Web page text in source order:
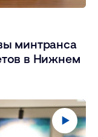
минтранса
в Нижнем